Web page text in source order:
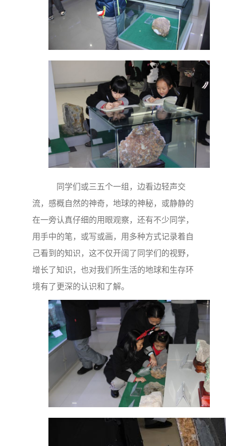
同学们或三五个一组，边看边轻声交
流，感概自然的神奇，地球的神秘，或静静的
在一旁认真仔细的用眼观察，还有不少同学，
用手中的笔，或写或画，用多种方式记录着自
己看到的知识，这不仅开阔了同学们的视野，
增长了知识，也对我们所生活的地球和生存环
境有了更深的认识和了解。